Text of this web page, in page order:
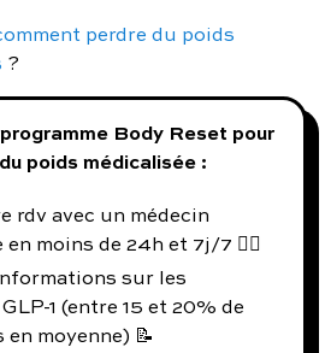
perdre du poids
?
Body Reset pour
poids médicalisée :
rdv avec un médecin
moins de 24h et 7j/7 👨‍⚕️
sur les
1 (entre 15 et 20% de
moyenne) 📝